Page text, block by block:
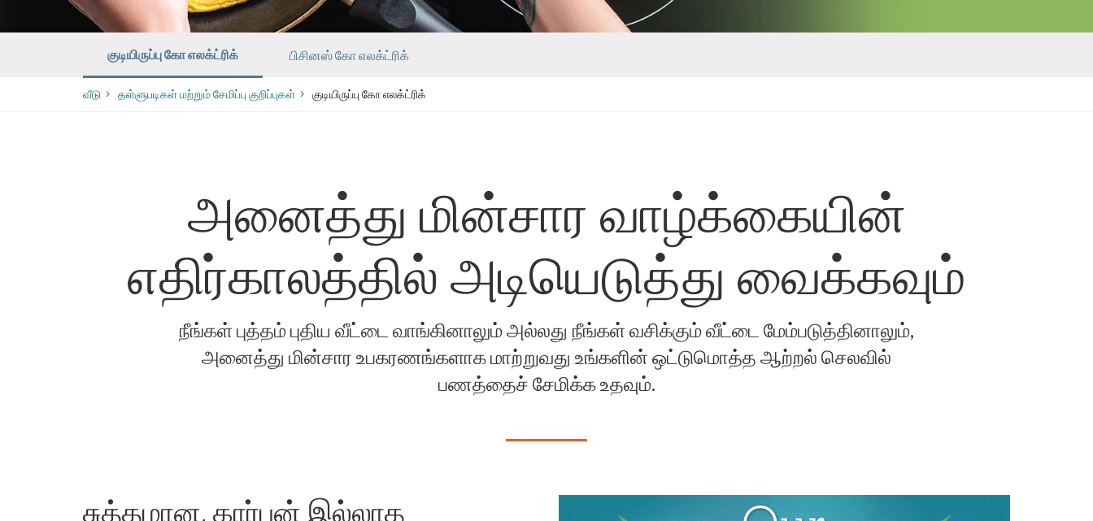
குடியிருப்பு கோ எலக்ட்ரிக் பிசினஸ் கோ எலக்ட்ரிக்
வீடு ​​தள்ளுபடிகள் மற்றும் சேமிப்பு குறிப்புகள் குடியிருப்பு கோ எலக்ட்ரிக்
அனைத்து மின்சார வாழ்க்கையின்
எதிர்காலத்தில் அடியெடுத்து வைக்கவும்
நீங்கள் புத்தம் புதிய வீட்டை வாங்கினாலும் அல்லது நீங்கள் வசிக்கும் வீட்டை மேம்படுத்தினாலும்,
அனைத்து மின்சார உபகரணங்களாக மாற்றுவது உங்களின் ஒட்டுமொத்த ஆற்றல் செலவில்
பணத்தைச் சேமிக்க உதவும்.
சுத்தமான, கார்பன் இல்லாத